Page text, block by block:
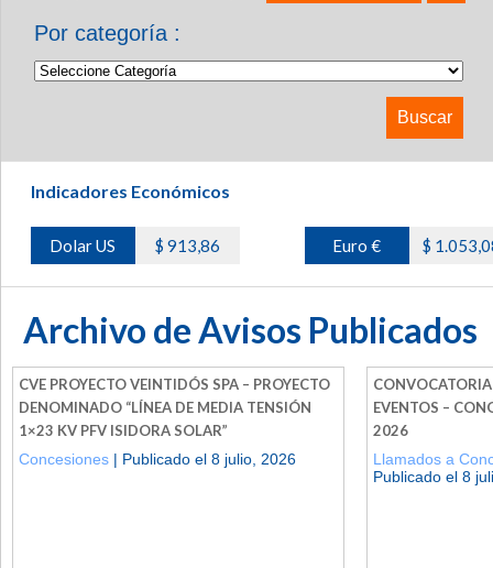
Por categoría :
Indicadores Económicos
Dolar US $ 913,86 Euro € $
Archivo de Avisos Publicados
CVE PROYECTO VEINTIDÓS SPA – PROYECTO
DENOMINADO “LÍNEA DE MEDIA TENSIÓN
1×23 KV PFV ISIDORA SOLAR”
Concesiones | Publicado el 8 julio, 2026
EVENTOS –
2026
Llamados a
Publicado el 8